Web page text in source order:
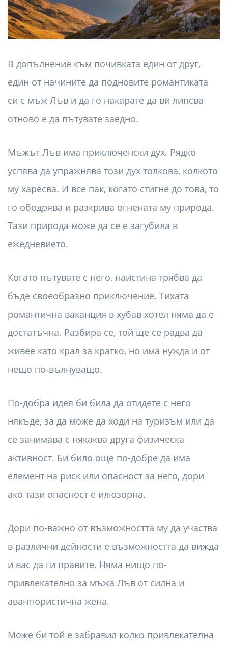
В допълнение към почивката един от друг,
един от начините да подновите романтиката
си с мъж Лъв и да го накарате да ви липсва
отново е да пътувате заедно.
Мъжът Лъв има приключенски дух. Рядко
успява да упражнява този дух толкова, колкото
му харесва. И все пак, когато стигне до това, то
го ободрява и разкрива огнената му природа.
Тази природа може да се е загубила в
ежедневието.
Когато пътувате с него, наистина трябва да
бъде своеобразно приключение. Тихата
романтична ваканция в хубав хотел няма да е
достатъчна. Разбира се, той ще се радва да
живее като крал за кратко, но има нужда и от
нещо по-вълнуващо.
По-добра идея би била да отидете с него
някъде, за да може да ходи на туризъм или да
се занимава с някаква друга физическа
активност. Би било още по-добре да има
елемент на риск или опасност за него, дори
ако тази опасност е илюзорна.
Дори по-важно от възможността му да участва
в различни дейности е възможността да вижда
и вас да ги правите. Няма нищо по-
привлекателно за мъжа Лъв от силна и
авантюристична жена.
Може би той е забравил колко привлекателна